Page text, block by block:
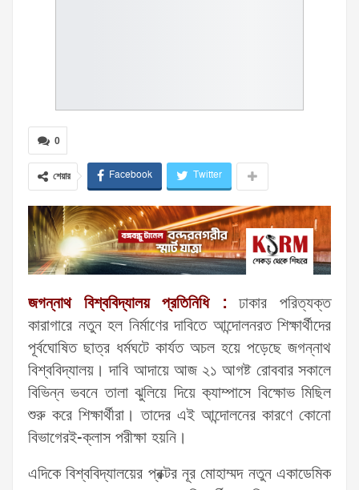
0
শেয়ার Facebook Twitter
জগন্নাথ বিশ্ববিদ্যালয় প্রতিনিধি :ঢাকার পরিত্যক্ত
কারাগারে নতুন হল নির্মাণের দাবিতে আন্দোলনরত শিক্ষার্থীদের
পূর্বঘোষিত ছাত্র ধর্মঘটে কার্যত অচল হয়ে পড়েছে জগন্নাথ
বিশ্ববিদ্যালয়। দাবি আদায়ে আজ ২১ আগষ্ট রোববার সকালে
বিভিন্ন ভবনে তালা ঝুলিয়ে দিয়ে ক‌্যাম্পাসে বিক্ষোভ মিছিল
শুরু করে শিক্ষার্থীরা। তাদের এই আন্দোলনের কারণে কোনো
বিভাগেরই-ক্লাস পরীক্ষা হয়নি।
এদিকে বিশ্ববিদ্যালয়ের প্রক্টর নূর মোহাম্মদ নতুন একাডেমিক